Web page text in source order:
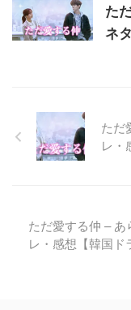
た
ネ
ただ
レ・
ただ愛する仲 –
レ・感想【韓国ド